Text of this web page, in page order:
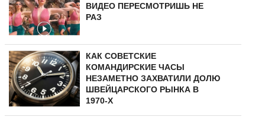
ВИДЕО ПЕРЕСМОТРИШЬ НЕ
РАЗ
КАК СОВЕТСКИЕ
КОМАНДИРСКИЕ ЧАСЫ
НЕЗАМЕТНО ЗАХВАТИЛИ ДОЛЮ
ШВЕЙЦАРСКОГО РЫНКА В
1970-Х